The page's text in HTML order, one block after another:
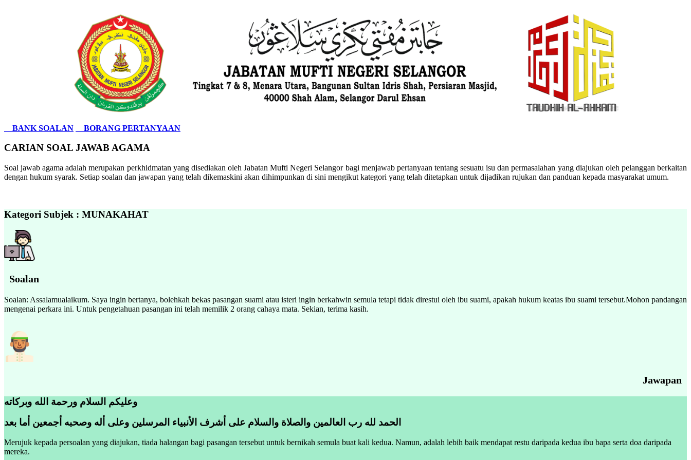
BANK SOALAN BORANG PERTANYAAN
CARIAN SOAL JAWAB AGAMA
Soal jawab agama adalah merupakan perkhidmatan yang disediakan oleh Jabatan Mufti Negeri Selangor bagi menjawab pertanyaan tentang sesuatu isu dan permasalahan yang diajukan oleh pelanggan berkaitan
dengan hukum syarak. Setiap soalan dan jawapan yang telah dikemaskini akan dihimpunkan di sini mengikut kategori yang telah ditetapkan untuk dijadikan rujukan dan panduan kepada masyarakat umum.
Kategori Subjek : MUNAKAHAT
Soalan
Soalan: Assalamualaikum. Saya ingin bertanya, bolehkah bekas pasangan suami atau isteri ingin berkahwin semula tetapi tidak direstui oleh ibu suami, apakah hukum keatas ibu suami tersebut.Mohon pandangan
mengenai perkara ini. Untuk pengetahuan pasangan ini telah memilik 2 orang cahaya mata. Sekian, terima kasih.
Jawapan
الحمد لله رب العالمين والصلاة والسلام على أشرف الأنبياء المرسلين وعلى أله وصحبه أجمعين أما بعد
Merujuk kepada persoalan yang diajukan, tiada halangan bagi pasangan tersebut untuk bernikah semula buat kali kedua. Namun, adalah lebih baik mendapat restu daripada kedua ibu bapa serta doa daripada
mereka.